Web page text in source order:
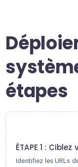
étapes
ÉTAPE 1 :
Identifiez les URLs